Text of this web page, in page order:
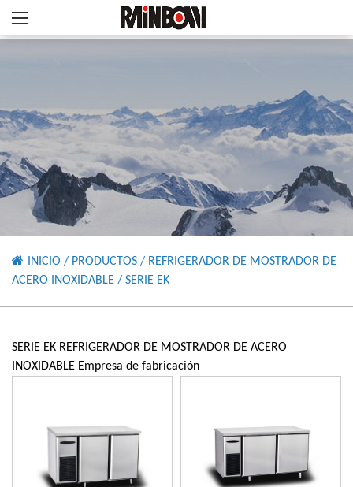
INICIO / PRODUCTOS / REFRIGERADOR DE MOSTRADOR DE
ACERO INOXIDABLE / SERIE EK
SERIE EK REFRIGERADOR DE MOSTRADOR DE ACERO
INOXIDABLE Empresa de fabricación